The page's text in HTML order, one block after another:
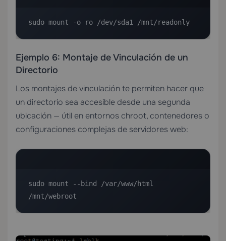
sudo mount -o ro /dev/sda1 /mnt/readonly
Ejemplo 6: Montaje de Vinculación de un
Directorio
Los montajes de vinculación te permiten hacer que
un directorio sea accesible desde una segunda
ubicación — útil en entornos chroot, contenedores o
configuraciones complejas de servidores web:
sudo mount --bind /var/www/html
/mnt/webroot